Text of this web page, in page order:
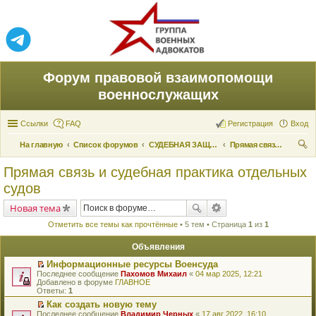
Форум правовой взаимопомощи
военнослужащих
Ссылки FAQ Вход
Регистрация
На главную Список форумов СУДЕБНАЯ ЗАЩИТА ПРАВ
Прямая связь и судебная практика отдельных судов
ск
Прямая связь и судебная практика отдельных
судов
Новая тема
Отметить все темы как прочтённые• 5 тем • Страница 1 из 1
Объявления
П
е
р
е
й
т
Информационные ресурсы Военсуда
Последнее сообщение Пахомов Михаил « 04 мар 2025, 12:21
Добавлено в форуме ГЛАВНОЕ
Ответы: 1
П
Как создать новую тему
Последнее сообщение Владимир Черных « 17 авг 2022, 16:10